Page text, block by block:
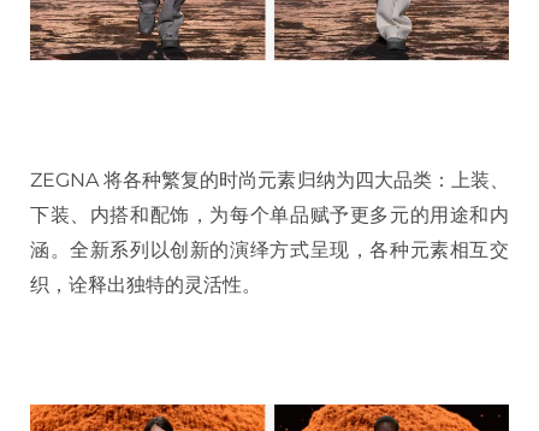
ZEGNA 将各种繁复的时尚元素归纳为四大品类：上装、
下装、内搭和配饰，为每个单品赋予更多元的用途和内
涵。全新系列以创新的演绎方式呈现，各种元素相互交
织，诠释出独特的灵活性。